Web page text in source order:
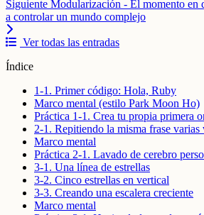
Siguiente Modularización - El momento en
a controlar un mundo complejo
Ver todas las entradas
Índice
1-1. Primer código: Hola, Ruby
Marco mental (estilo Park Moon Ho)
Práctica 1-1. Crea tu propia primera
2-1. Repitiendo la misma frase varias
Marco mental
Práctica 2-1. Lavado de cerebro
3-1. Una línea de estrellas
3-2. Cinco estrellas en vertical
3-3. Creando una escalera creciente
Marco mental